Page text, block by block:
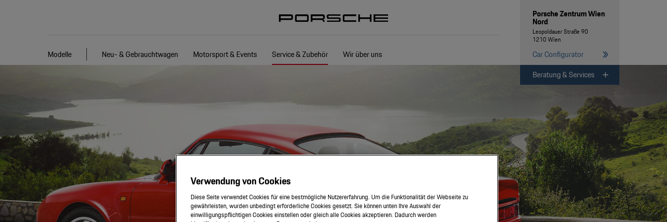
Modelle Neu- & Gebrauchtwagen Motorsport & Events Service & Zubehör Wir über uns
Porsche Zentrum Wien
Nord
Leopoldauer Straße 90
1210 Wien
Car Configurator
Beratung & Services
Verwendung von Cookies
Diese Seite verwendet Cookies für eine bestmögliche Nutzererfahrung. Um die Funktionalität der Webseite zu
gewährleisten, wurden unbedingt erforderliche Cookies gesetzt. Sie können unten Ihre Auswahl der
einwilligungspflichtigen Cookies einstellen oder gleich alle Cookies akzeptieren. Dadurch werden